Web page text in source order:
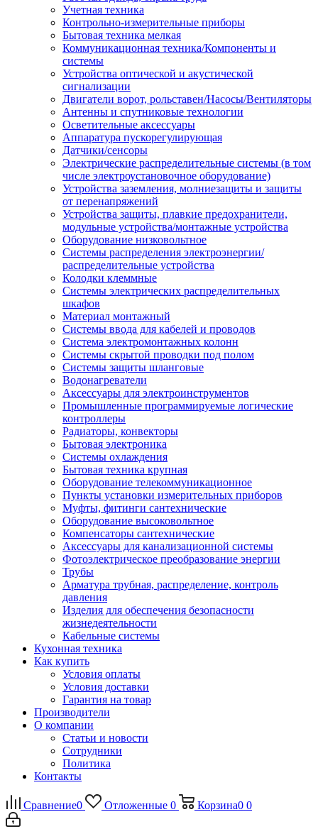
Учетная техника
Контрольно-измерительные приборы
Бытовая техника мелкая
Коммуникационная техника/Компоненты и
системы
Устройства оптической и акустической
сигнализации
Двигатели ворот, рольставен/Насосы/Вентиляторы
Антенны и спутниковые технологии
Осветительные аксессуары
Аппаратура пускорегулирующая
Датчики/сенсоры
Электрические распределительные системы (в том
числе электроустановочное оборудование)
Устройства заземления, молниезащиты и защиты
от перенапряжений
Устройства защиты, плавкие предохранители,
модульные устройства/монтажные устройства
Оборудование низковольтное
Системы распределения электроэнергии/
распределительные устройства
Колодки клеммные
Системы электрических распределительных
шкафов
Материал монтажный
Системы ввода для кабелей и проводов
Система электромонтажных колонн
Системы скрытой проводки под полом
Системы защиты шланговые
Водонагреватели
Аксессуары для электроинструментов
Промышленные программируемые логические
контроллеры
Радиаторы, конвекторы
Бытовая электроника
Системы охлаждения
Бытовая техника крупная
Оборудование телекоммуникационное
Пункты установки измерительных приборов
Муфты, фитинги сантехнические
Оборудование высоковольтное
Компенсаторы сантехнические
Аксессуары для канализационной системы
Фотоэлектрическое преобразование энергии
Трубы
Арматура трубная, распределение, контроль
давления
Изделия для обеспечения безопасности
жизнедеятельности
Кабельные системы
Кухонная техника
Как купить
Условия оплаты
Условия доставки
Гарантия на товар
Производители
О компании
Статьи и новости
Сотрудники
Политика
Контакты
Сравнение0 Отложенные 0 Корзина0 0